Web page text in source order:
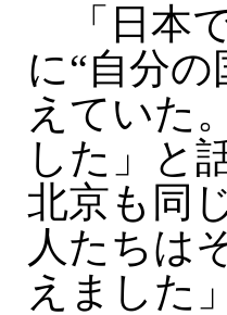
「日本
に“自分
えていた
した」と
北京も同
人たちは
えました